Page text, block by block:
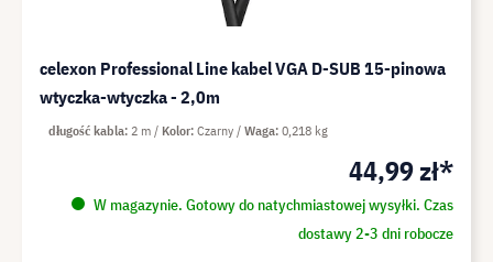
celexon Professional Line kabel VGA D-SUB 15-pinowa
wtyczka-wtyczka - 2,0m
44,99 zł*
W magazynie. Gotowy do natychmiastowej wysyłki. Czas
dostawy 2-3 dni robocze
długość kabla 2 m Kolor Czarny Waga 0,218 kg